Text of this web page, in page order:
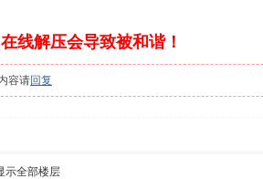
线解压会导致被和谐！
容请回复
示全部楼层